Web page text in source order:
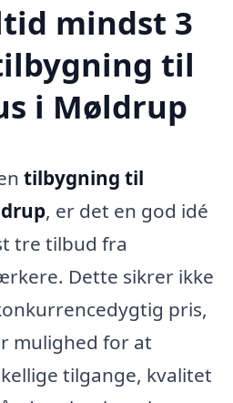
mindst 3
til
i Møldrup
tilbygning til
, er det en god idé
tre tilbud fra
Dette sikrer ikke
pris,
mulighed for at
tilgange, kvalitet